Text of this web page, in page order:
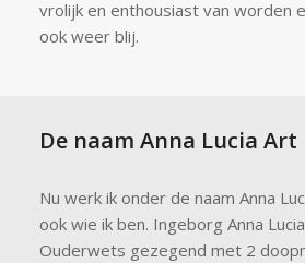
vrolijk en enthousiast van worden
ook weer blij.
De naam Anna Lucia Art
Nu werk ik onder de naam Anna
ook wie ik ben. Ingeborg Anna
Ouderwets gezegend met 2